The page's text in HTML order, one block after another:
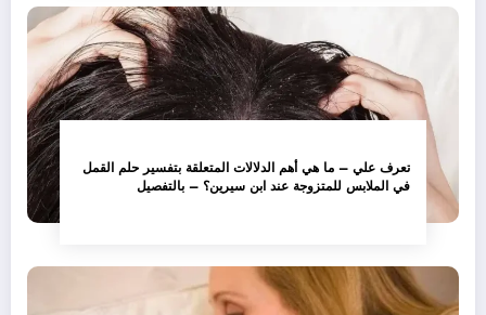
تعرف علي – ما هي أهم الدلالات المتعلقة بتفسير حلم القمل
في الملابس للمتزوجة عند ابن سيرين؟ – بالتفصيل